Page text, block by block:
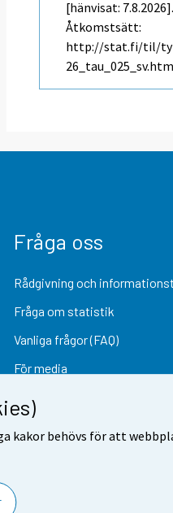
kakor behövs för att
[hänvisat: 7.8.2026].
Åtkomstsätt:
http://stat.fi/til/
Fråga oss
Rådgivning och
Fråga om statistik
Vanliga frågor (FAQ)
För media
Respons